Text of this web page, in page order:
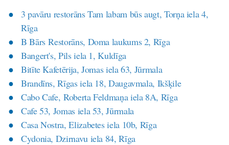
3 pavāru restorāns Tam labam būs augt, Torņa iela 4,
Rīga
B Bārs Restorāns, Doma laukums 2, Rīga
Bangert's, Pils iela 1, Kuldīga
Bitīte Kafetērija, Jomas iela 63, Jūrmala
Brandīns, Rīgas iela 18, Daugavmala, Ikšķile
Cabo Cafe, Roberta Feldmaņa iela 8A, Rīga
Cafe 53, Jomas iela 53, Jūrmala
Casa Nostra, Elizabetes iela 10b, Rīga
Cydonia, Dzirnavu iela 84, Rīga